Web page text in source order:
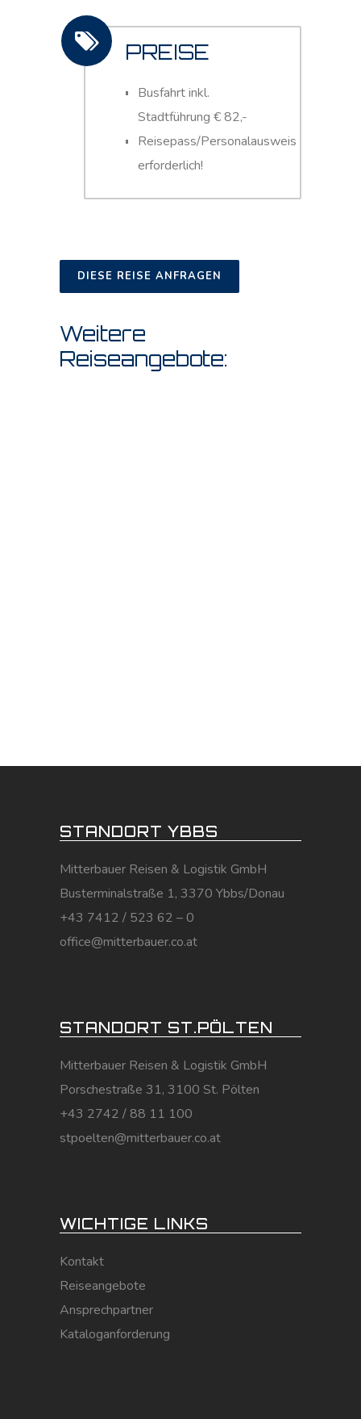
PREISE
Busfahrt inkl.
Stadtführung € 82,-
Reisepass/Personalausweis
erforderlich!
DIESE REISE ANFRAGEN
Weitere
Reiseangebote:
STANDORT YBBS
Mitterbauer Reisen & Logistik GmbH
Busterminalstraße 1, 3370 Ybbs/Donau
+43 7412 / 523 62 – 0
office@mitterbauer.co.at
STANDORT ST.PÖLTEN
Mitterbauer Reisen & Logistik GmbH
Porschestraße 31, 3100 St. Pölten
+43 2742 / 88 11 100
stpoelten@mitterbauer.co.at
WICHTIGE LINKS
Kontakt
Reiseangebote
Ansprechpartner
Kataloganforderung